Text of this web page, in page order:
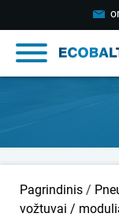
Pagrindinis /
vožtuvai /